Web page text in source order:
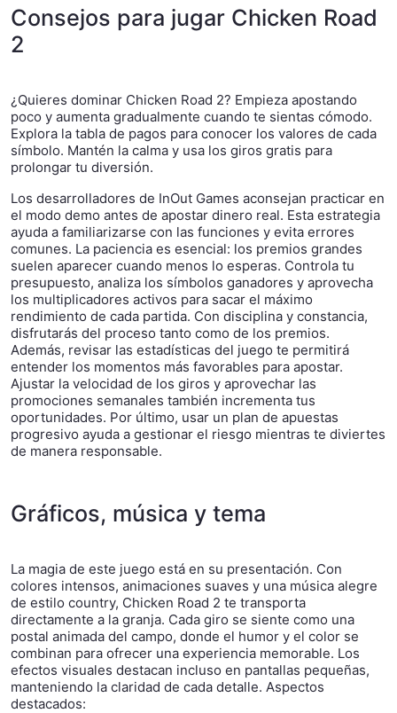
Consejos para jugar Chicken Road
2
¿Quieres dominar Chicken Road 2? Empieza apostando
poco y aumenta gradualmente cuando te sientas cómodo.
Explora la tabla de pagos para conocer los valores de cada
símbolo. Mantén la calma y usa los giros gratis para
prolongar tu diversión.
Los desarrolladores de InOut Games aconsejan practicar en
el modo demo antes de apostar dinero real. Esta estrategia
ayuda a familiarizarse con las funciones y evita errores
comunes. La paciencia es esencial: los premios grandes
suelen aparecer cuando menos lo esperas. Controla tu
presupuesto, analiza los símbolos ganadores y aprovecha
los multiplicadores activos para sacar el máximo
rendimiento de cada partida. Con disciplina y constancia,
disfrutarás del proceso tanto como de los premios.
Además, revisar las estadísticas del juego te permitirá
entender los momentos más favorables para apostar.
Ajustar la velocidad de los giros y aprovechar las
promociones semanales también incrementa tus
oportunidades. Por último, usar un plan de apuestas
progresivo ayuda a gestionar el riesgo mientras te diviertes
de manera responsable.
Gráficos, música y tema
La magia de este juego está en su presentación. Con
colores intensos, animaciones suaves y una música alegre
de estilo country, Chicken Road 2 te transporta
directamente a la granja. Cada giro se siente como una
postal animada del campo, donde el humor y el color se
combinan para ofrecer una experiencia memorable. Los
efectos visuales destacan incluso en pantallas pequeñas,
manteniendo la claridad de cada detalle. Aspectos
destacados: